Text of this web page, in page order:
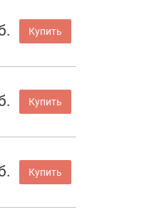
Купить
Купить
Купить